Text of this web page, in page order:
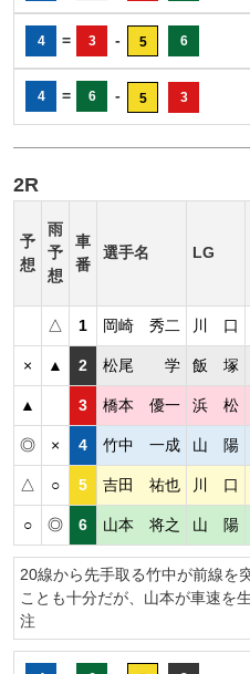
4 = 3 - 5 6
4 = 6 - 5 3
2R
予
想
雨
予
想
車
番
選手名 LG
△ 1 岡崎 秀二 川 口
× ▲ 2 松尾 学 飯 塚
▲ 3 橋本 優一 浜 松
◎ × 4 竹中 一成 山 陽
△ ○ 5 吉田 祐也 川 口
○ ◎ 6 山本 将之 山 陽
20線から先手取る竹中が前線を
ことも十分だが、山本が車速を
注